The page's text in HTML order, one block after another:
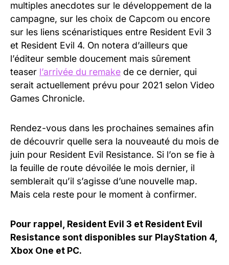
multiples anecdotes sur le développement de la
campagne, sur les choix de Capcom ou encore
sur les liens scénaristiques entre Resident Evil 3
et Resident Evil 4. On notera d’ailleurs que
l’éditeur semble doucement mais sûrement
teaser l’arrivée du remake de ce dernier, qui
serait actuellement prévu pour 2021 selon Video
Games Chronicle.
Rendez-vous dans les prochaines semaines afin
de découvrir quelle sera la nouveauté du mois de
juin pour Resident Evil Resistance. Si l’on se fie à
la feuille de route dévoilée le mois dernier, il
semblerait qu’il s’agisse d’une nouvelle map.
Mais cela reste pour le moment à confirmer.
Pour rappel, Resident Evil 3 et Resident Evil
Resistance sont disponibles sur PlayStation 4,
Xbox One et PC.